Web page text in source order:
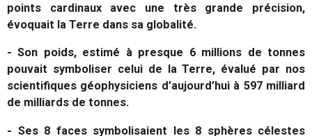
points cardinaux avec une très grande précision,
évoquait la Terre dans sa globalité.
- Son poids, estimé à presque 6 millions de tonnes
pouvait symboliser celui de la Terre, évalué par nos
scientifiques géophysiciens d’aujourd’hui à 597 milliard
de milliards de tonnes.
- Ses 8 faces symbolisaient les 8 sphères célestes